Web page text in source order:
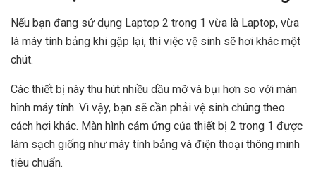
Nếu bạn đang sử dụng Laptop 2 trong 1 vừa là Laptop, vừa
là máy tính bảng khi gập lại, thì việc vệ sinh sẽ hơi khác một
chút.
Các thiết bị này thu hút nhiều dầu mỡ và bụi hơn so với màn
hình máy tính. Vì vậy, bạn sẽ cần phải vệ sinh chúng theo
cách hơi khác. Màn hình cảm ứng của thiết bị 2 trong 1 được
làm sạch giống như máy tính bảng và điện thoại thông minh
tiêu chuẩn.